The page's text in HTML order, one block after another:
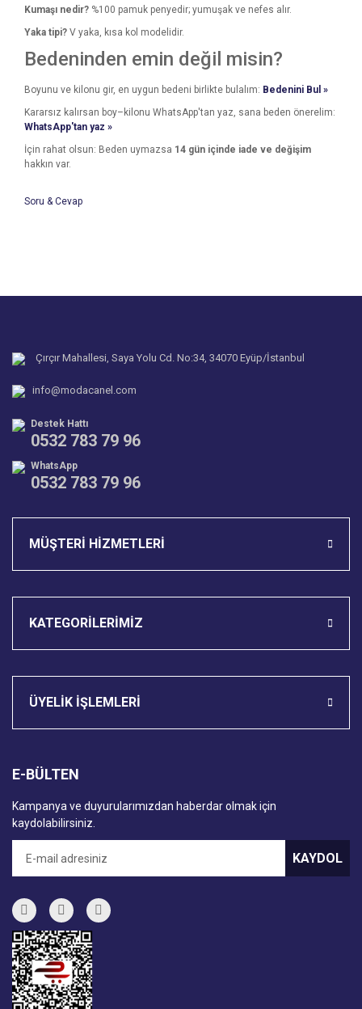
Kumaşı nedir? %100 pamuk penyedir; yumuşak ve nefes alır.
Yaka tipi? V yaka, kısa kol modelidir.
Bedeninden emin değil misin?
Boyunu ve kilonu gir, en uygun bedeni birlikte bulalım: Bedenini Bul »
Kararsız kalırsan boy–kilonu WhatsApp'tan yaz, sana beden önerelim:
WhatsApp'tan yaz »
İçin rahat olsun: Beden uymazsa 14 gün içinde iade ve değişim
hakkın var.
Bu ürüne benzer farklı alternatifler olmalı.
Soru & Cevap
Çırçır Mahallesi, Saya Yolu Cd. No:34, 34070 Eyüp/İstanbul
info@modacanel.com
Destek Hattı
0532 783 79 96
WhatsApp
0532 783 79 96
MÜŞTERİ HİZMETLERİ
KATEGORİLERİMİZ
ÜYELİK İŞLEMLERİ
E-BÜLTEN
Kampanya ve duyurularımızdan haberdar olmak için
kaydolabilirsiniz.
KAYDOL